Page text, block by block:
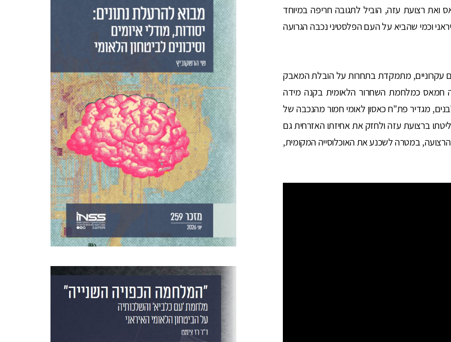
רצועת עזה, הוביל לתגובה חריפה במיוחד
וכמי שהביא על העם הפלסטיני נכבה הגרועה
עקרוניים, מתמקדת בתחרות על הובלת המאבק
חמאס כמלחמת השחרור הלאומית בקנה מידה
מגדיר פת"ח כאסון לאומי חמור מהנכבה של
ברצועת עזה ולחזק את אחיזתו האזרחית גם
הרצועה, במטרה לשכנע את האוכלוסייה המקומית,